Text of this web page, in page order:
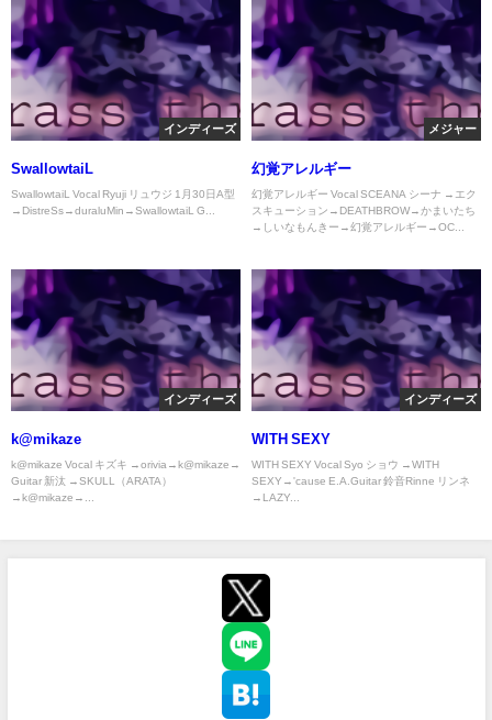
インディーズ
SwallowtaiL
SwallowtaiL Vocal Ryuji リュウジ 1月30日A型
→DistreSs→duraluMin→SwallowtaiL G...
メジャー
幻覚アレルギー
幻覚アレルギー Vocal SCEANA シーナ →エク
スキューション→DEATHBROW→かまいたち
→しいなもんきー→幻覚アレルギー→OC...
インディーズ
k@mikaze
k@mikaze Vocal キズキ →orivia→k@mikaze→
Guitar 新汰 →SKULL（ARATA）
→k@mikaze→...
インディーズ
WITH SEXY
WITH SEXY Vocal Syo ショウ →WITH
SEXY→'cause E.A.Guitar 鈴音Rinne リンネ
→LAZY...